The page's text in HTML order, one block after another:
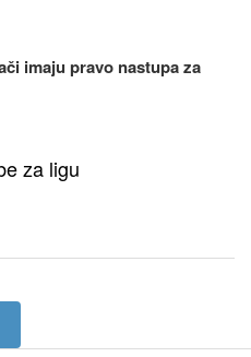
imaju pravo nastupa za
za ligu